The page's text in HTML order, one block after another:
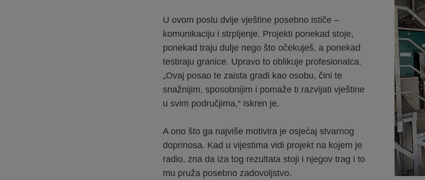
U ovom poslu dvije vještine posebno ističe –
komunikaciju i strpljenje. Projekti ponekad stoje,
ponekad traju dulje nego što očekuješ, a ponekad
testiraju granice. Upravo to oblikuje profesionalca.
„Ovaj posao te zaista gradi kao osobu, čini te
snažnijim, sposobnijim i pomaže ti razvijati vještine
u svim područjima,“ iskren je.
A ono što ga najviše motivira je osjećaj stvarnog
doprinosa. Kad u vijestima vidi projekt na kojem je
radio, zna da iza tog rezultata stoji i njegov trag i to
mu pruža posebno zadovoljstvo.